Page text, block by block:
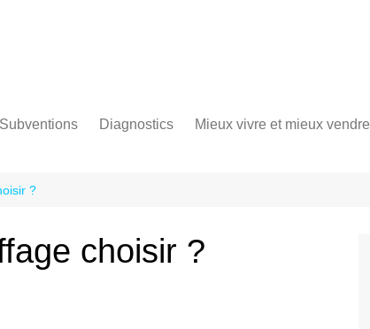
Diagnostics
Diagnostic gaz
Mieux vivre et mieux vendre
?
choisir ?